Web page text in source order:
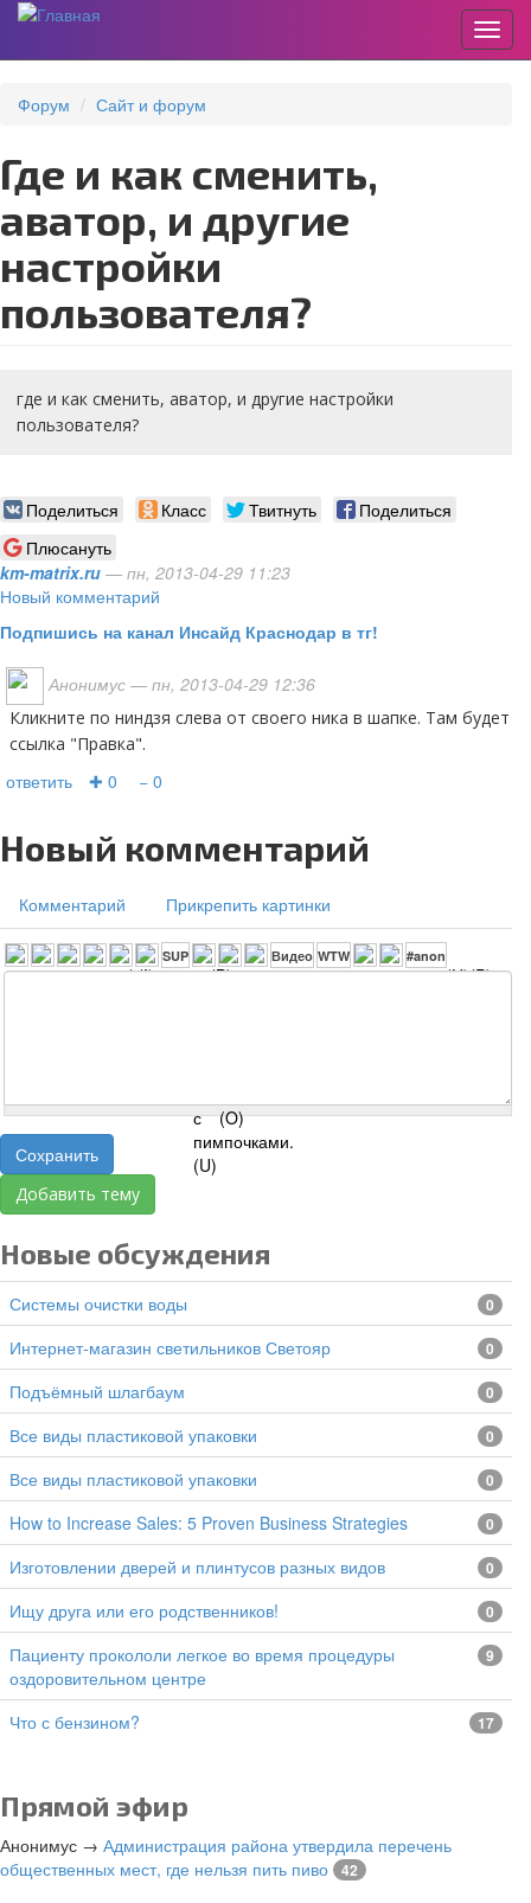
основному
Форум Сайт и форум
где и как сменить,
аватор, и другие
настройки
пользователя?
где и как сменить, аватор, и другие настройки
пользователя?
Поделиться Класс Твитнуть
Поделиться
Плюсануть
km-matrix.ru — пн, 2013-04-29 11:23
Новый комментарий
Подпишись на канал Инсайд Краснодар в тг!
Анонимус — пн, 2013-04-29 12:36
Кликните по ниндзя слева от своего ника в шапке. Там будет
ссылка "Правка".
ответить ✚ 0 − 0
Новый комментарий
Комментарий Прикрепить картинки
Сохранить
Добавить тему
Новые обсуждения
Системы очистки воды 0
Интернет-магазин светильников Светояр 0
подъёмный шлагбаум 0
все виды пластиковой упаковки 0
все виды пластиковой упаковки 0
How to Increase Sales: 5 Proven Business Strategies 0
изготовлении дверей и плинтусов разных видов 0
Ищу друга или его родственников! 0
Пациенту прокололи легкое во время процедуры
оздоровительном центре
9
Что с бензином? 17
Прямой эфир
Анонимус → Администрация района утвердила перечень
общественных мест, где нельзя пить пиво
42